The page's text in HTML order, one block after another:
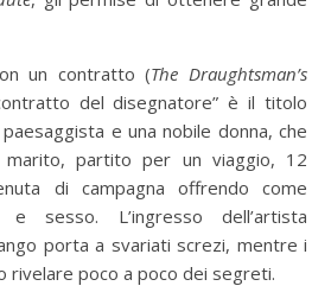
un contratto (The Draughtsman’s
del disegnatore” è il titolo
e una nobile donna, che
partito per un viaggio, 12
di campagna offrendo come
e sesso. L’ingresso dell’artista
porta a svariati screzi, mentre i
rivelare poco a poco dei segreti.